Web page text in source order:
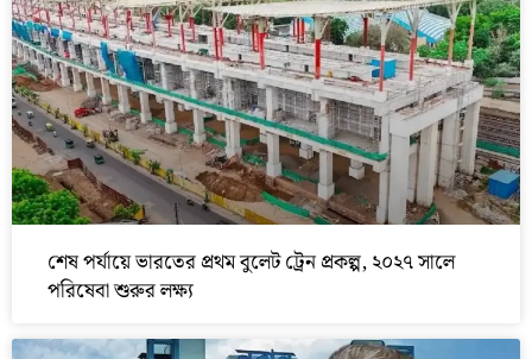
শেষ পর্যায়ে ভারতের প্রথম বুলেট ট্রেন প্রকল্প, ২০২৭ সালে
পরিষেবা শুরুর লক্ষ্য